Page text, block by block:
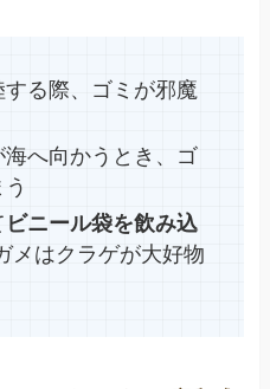
る際、ゴミが邪魔
へ向かうとき、ゴ
ビニール袋を飲み込
メはクラゲが大好物